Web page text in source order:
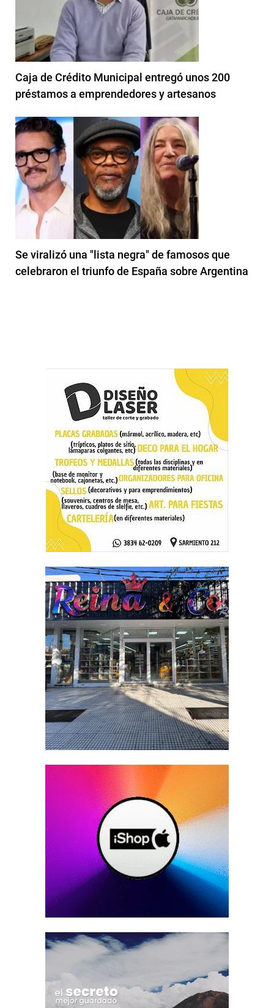
Caja de Crédito Municipal entregó unos 200
préstamos a emprendedores y artesanos
Se viralizó una "lista negra" de famosos que
celebraron el triunfo de España sobre Argentina